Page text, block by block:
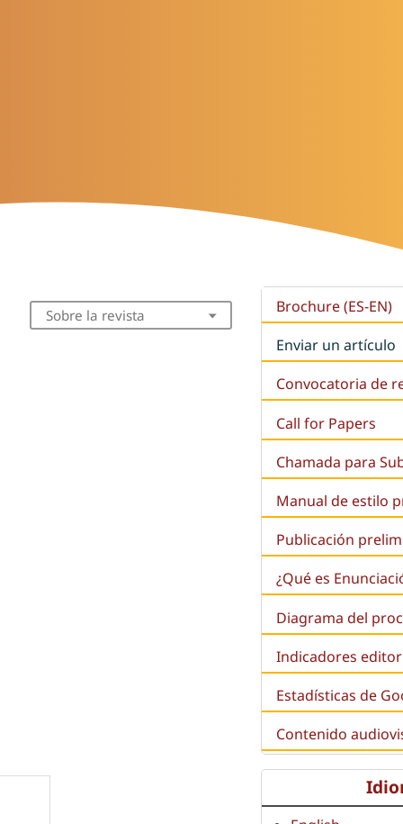
Sobre la revista
Brochure (ES-EN)
Enviar un artículo
Convocatoria de
Call for Papers
Chamada para
Manual de estilo
Publicación
¿Qué es
Diagrama del
Indicadores
Estadísticas de
Contenido